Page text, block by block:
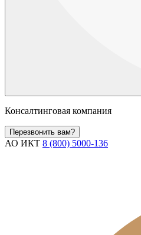
Консалтинговая компания
Перезвонить вам?
АО ИКТ 8 (800) 5000-136